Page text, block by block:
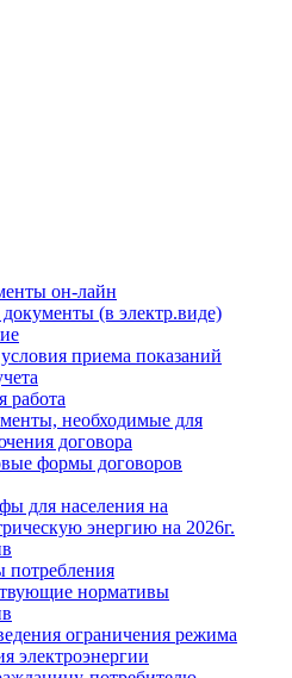
он-лайн
(в электр.виде)
приема показаний
работа
необходимые для
договора
формы договоров
для населения на
энергию на 2026г.
нормативы
ограничения режима
электроэнергии